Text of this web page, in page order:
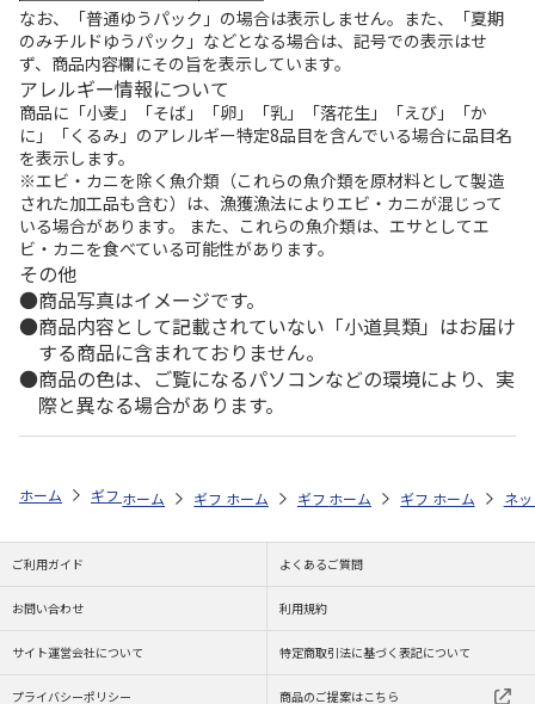
なお、「普通ゆうパック」の場合は表示しません。また、「夏期
のみチルドゆうパック」などとなる場合は、記号での表示はせ
ず、商品内容欄にその旨を表示しています。
アレルギー情報について
商品に「小麦」「そば」「卵」「乳」「落花生」「えび」「か
に」「くるみ」のアレルギー特定8品目を含んでいる場合に品目名
を表示します。
※エビ・カニを除く魚介類（これらの魚介類を原材料として製造
された加工品も含む）は、漁獲漁法によりエビ・カニが混じって
いる場合があります。 また、これらの魚介類は、エサとしてエ
ビ・カニを食べている可能性があります。
その他
商品写真はイメージです。
商品内容として記載されていない「小道具類」はお届け
する商品に含まれておりません。
商品の色は、ご覧になるパソコンなどの環境により、実
際と異なる場合があります。
ホーム ギフトストア お中元・夏ギフト特集 2026 おつまみ・お惣菜
ホーム ギフトストア お中元・夏ギフト特集 2026
ホーム ギフトストア お中元・夏ギフト
ホーム ギフトストア お
ホーム ネ
ご利用ガイド よくあるご質問
お問い合わせ 利用規約
サイト運営会社について 特定商取引法に基づく表記について
プライバシーポリシー 商品のご提案はこちら